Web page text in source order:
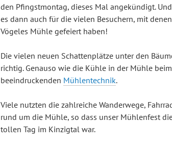
den Pfingstmontag, dieses Mal angekündigt.
es dann auch für die vielen Besuchern, mit
Vögeles Mühle gefeiert haben!
Die vielen neuen Schattenplätze unter den
richtig. Genauso wie die Kühle in der Mühle
beeindruckenden Mühlentechnik.
Viele nutzten die zahlreiche Wanderwege,
rund um die Mühle, so dass unser Mühlenfest
tollen Tag im Kinzigtal war.